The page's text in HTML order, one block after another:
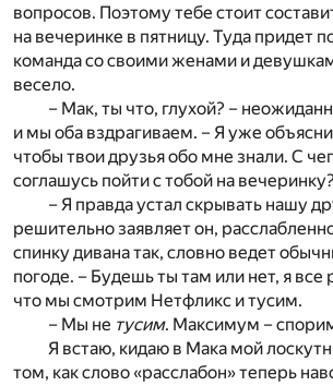
вопросов. Поэтому тебе стоит
на вечеринке в пятницу. Туда придет
команда со своими женами и
весело.
– Мак, ты что, глухой? –
и мы оба вздрагиваем. – Я уже
чтобы твои друзья обо мне знали. С
соглашусь пойти с тобой на вечеринку?
– Я правда устал скрывать нашу
решительно заявляет он,
спинку дивана так, словно ведет
погоде. – Будешь ты там или нет, я все
что мы смотрим Нетфликс и тусим.
– Мы не тусим. Максимум –
Я встаю, кидаю в Мака мой
том, как слово «расслабон» теперь